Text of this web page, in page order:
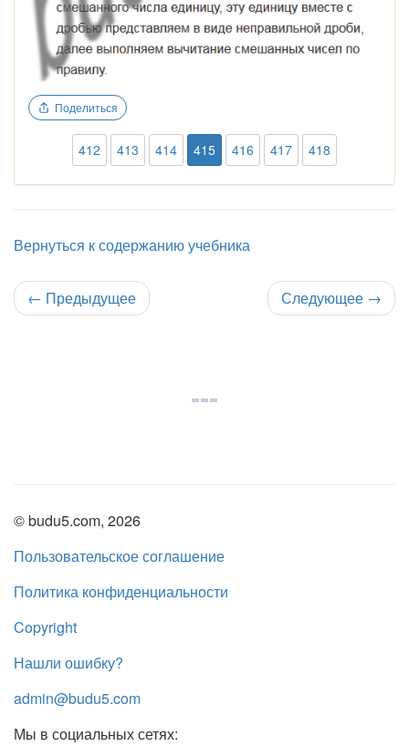
Поделиться
412 413 414 415 416 417 418
Вернуться к содержанию учебника
← Предыдущее Следующее →
© budu5.com, 2026
Пользовательское соглашение
Политика конфиденциальности
Copyright
Нашли ошибку?
admin@budu5.com
Мы в социальных сетях: